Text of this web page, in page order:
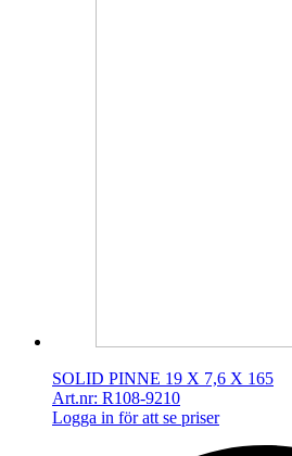
SOLID PINNE 19 X 7,6 X 165
Art.nr: R108-9210
Logga in för att se priser